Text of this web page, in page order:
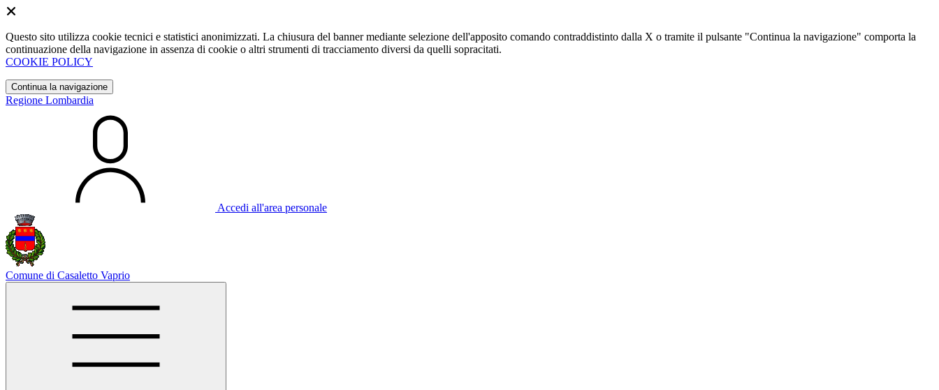
Questo sito utilizza cookie tecnici e statistici anonimizzati. La chiusura del banner mediante selezione dell'apposito comando contraddistinto dalla X o tramite il pulsante "Continua la navigazione" comporta la
continuazione della navigazione in assenza di cookie o altri strumenti di tracciamento diversi da quelli sopracitati.
COOKIE POLICY
Continua la navigazione
Regione Lombardia
Accedi all'area personale
Comune di Casaletto Vaprio